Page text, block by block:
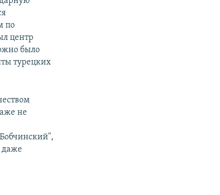
по
центр
было
турецких
не
даже